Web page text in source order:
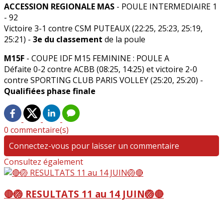
ACCESSION REGIONALE MAS - POULE INTERMEDIAIRE 1
- 92
Victoire 3-1 contre CSM PUTEAUX (22:25, 25:23, 25:19,
25:21) - 3e du classement de la poule
M15F - COUPE IDF M15 FEMININE : POULE A
Défaite 0-2 contre ACBB (08:25, 14:25) et victoire 2-0
contre SPORTING CLUB PARIS VOLLEY (25:20, 25:20) -
Qualifiées phase finale
0 commentaire(s)
Connectez-vous pour laisser un commentaire
Consultez également
🔴🏐 RESULTATS 11 au 14 JUIN🏐🔴